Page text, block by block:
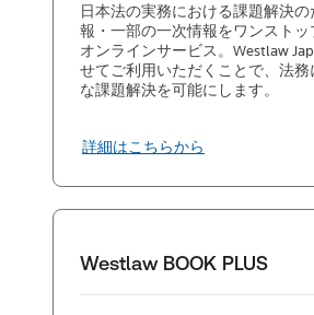
日本法の実務における課題解決
報・一部の一次情報をワンストッ
オンラインサービス。Westlaw
せてご利用いただくことで、法務
な課題解決を可能にします。
詳細はこちらから
Westlaw BOOK PLUS